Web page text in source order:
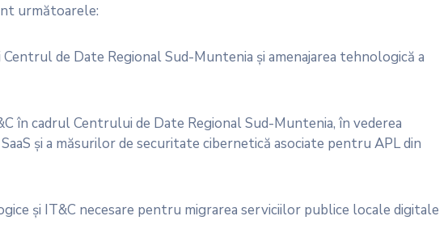
următoarele:
Centrul de Date Regional Sud-Muntenia și amenajarea tehnologică a
în cadrul Centrului de Date Regional Sud-Muntenia, în vederea
și a măsurilor de securitate cibernetică asociate pentru APL din
și IT&C necesare pentru migrarea serviciilor publice locale digitale